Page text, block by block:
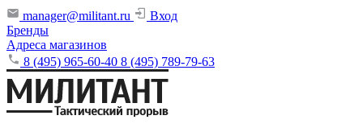
manager@militant.ru
Вход
Бренды
Адреса магазинов
8 (495) 965-60-40 8 (495) 789-79-63